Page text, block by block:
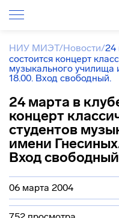
НИУ МИЭТ/Новости/24
состоится концерт
музыкального училища
18.00. Вход свободный.
24 марта в
концерт
студентов
имени
Вход
06 марта 2004